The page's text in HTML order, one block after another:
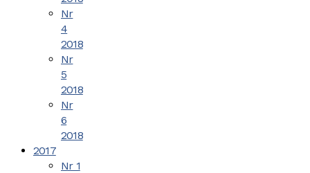
Nr
4
2018
Nr
5
2018
Nr
6
2018
2017
Nr 1